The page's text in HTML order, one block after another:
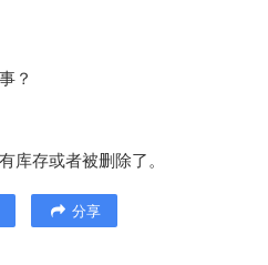
？
库存或者被删除了。
分享